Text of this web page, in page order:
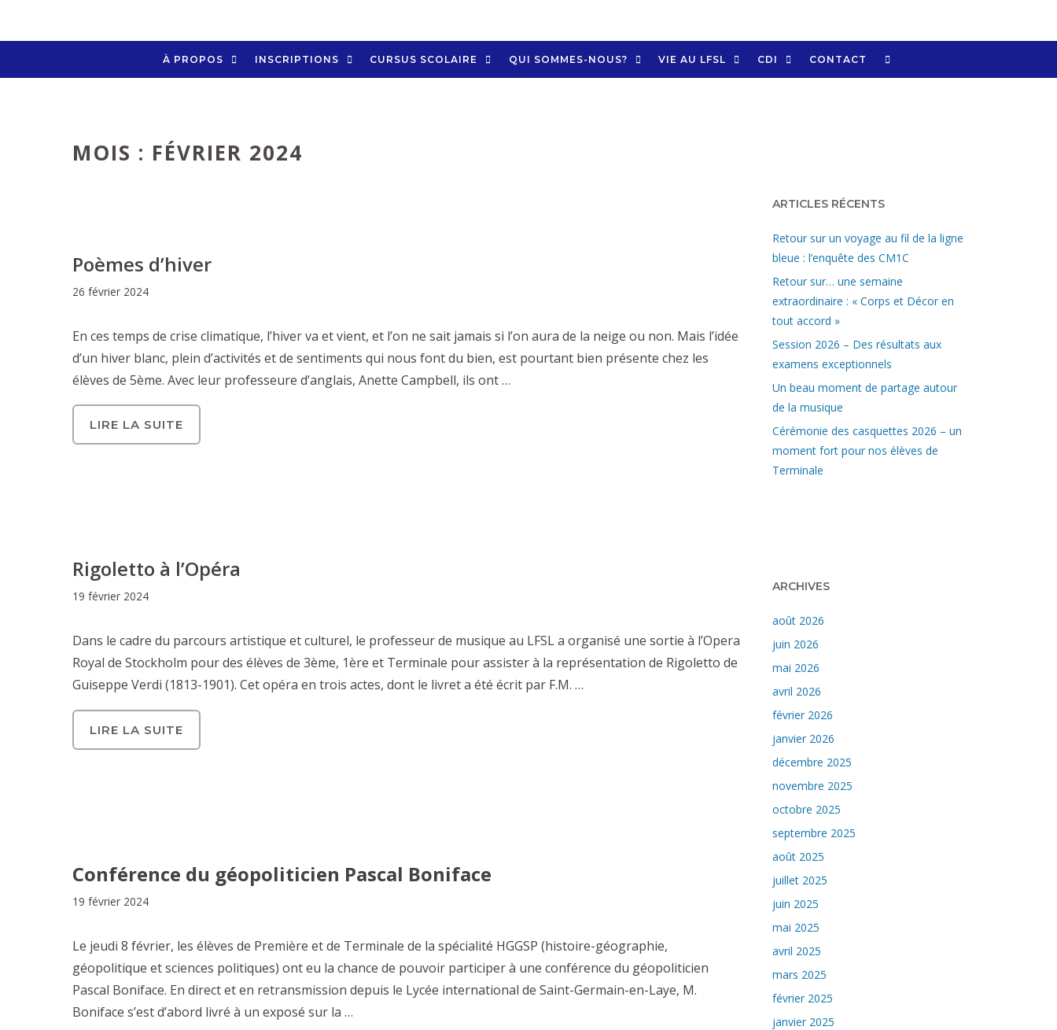
À PROPOS INSCRIPTIONS CURSUS SCOLAIRE QUI SOMMES-NOUS? VIE AU LFSL CDI CONTACT
MOIS : FÉVRIER 2024
Poèmes d’hiver
26 février 2024
En ces temps de crise climatique, l’hiver va et vient, et l’on ne sait jamais si l’on aura de la neige ou non. Mais l’idée
d’un hiver blanc, plein d’activités et de sentiments qui nous font du bien, est pourtant bien présente chez les
élèves de 5ème. Avec leur professeure d’anglais, Anette Campbell, ils ont …
LIRE LA SUITE
Rigoletto à l’Opéra
19 février 2024
Dans le cadre du parcours artistique et culturel, le professeur de musique au LFSL a organisé une sortie à l’Opera
Royal de Stockholm pour des élèves de 3ème, 1ère et Terminale pour assister à la représentation de Rigoletto de
Guiseppe Verdi (1813-1901). Cet opéra en trois actes, dont le livret a été écrit par F.M. …
LIRE LA SUITE
Conférence du géopoliticien Pascal Boniface
19 février 2024
Le jeudi 8 février, les élèves de Première et de Terminale de la spécialité HGGSP (histoire-géographie,
géopolitique et sciences politiques) ont eu la chance de pouvoir participer à une conférence du géopoliticien
Pascal Boniface. En direct et en retransmission depuis le Lycée international de Saint-Germain-en-Laye, M.
Boniface s’est d’abord livré à un exposé sur la …
ARTICLES RÉCENTS
Retour sur un voyage au fil de la ligne
bleue : l’enquête des CM1C
Retour sur… une semaine
extraordinaire : « Corps et Décor en
tout accord »
Session 2026 – Des résultats aux
examens exceptionnels
Un beau moment de partage autour
de la musique
Cérémonie des casquettes 2026 – un
moment fort pour nos élèves de
Terminale
ARCHIVES
août 2026
juin 2026
mai 2026
avril 2026
février 2026
janvier 2026
décembre 2025
novembre 2025
octobre 2025
septembre 2025
août 2025
juillet 2025
juin 2025
mai 2025
avril 2025
mars 2025
février 2025
janvier 2025